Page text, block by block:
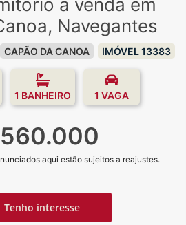
à venda em
Navegantes
CAPÃO DA CANOA IMÓVEL 13383
1 BANHEIRO 1 VAGA
aqui estão sujeitos a reajustes.
Tenho interesse